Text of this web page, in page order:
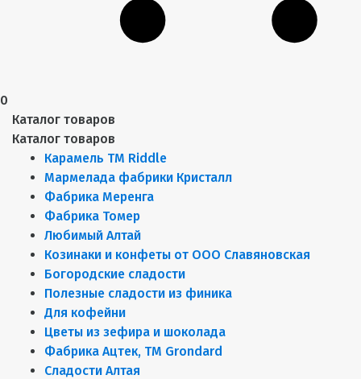
0
Каталог товаров
Каталог товаров
Карамель ТМ Riddle
Мармелада фабрики Кристалл
Фабрика Меренга
Фабрика Томер
Любимый Алтай
Козинаки и конфеты от ООО Славяновская
Богородские сладости
Полезные сладости из финика
Для кофейни
Цветы из зефира и шоколада
Фабрика Ацтек, ТМ Grondard
Сладости Алтая